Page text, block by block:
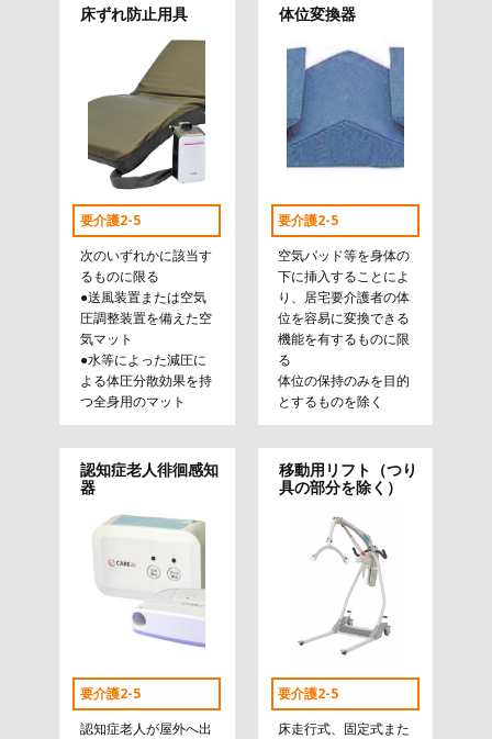
床ずれ防止用具
要介護2-5
次のいずれかに該当す
るものに限る
●送風装置または空気
圧調整装置を備えた空
気マット
●水等によった減圧に
よる体圧分散効果を持
つ全身用のマット
体位変換器
要介護2-5
空気パッド等を身体の
下に挿入することによ
り、居宅要介護者の体
位を容易に変換できる
機能を有するものに限
る
体位の保持のみを目的
とするものを除く
認知症老人徘徊感知
器
要介護2-5
認知症老人が屋外へ出
移動用リフト（つり
具の部分を除く）
要介護2-5
床走行式、固定式また